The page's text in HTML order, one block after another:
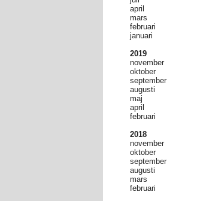
april
mars
februari
januari
2019
november
oktober
september
augusti
maj
april
februari
2018
november
oktober
september
augusti
mars
februari